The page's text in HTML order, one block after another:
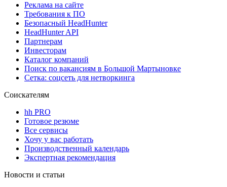
Реклама на сайте
Требования к ПО
Безопасный HeadHunter
HeadHunter API
Партнерам
Инвесторам
Каталог компаний
Поиск по вакансиям в Большой Мартыновке
Сетка: соцсеть для нетворкинга
Соискателям
hh PRO
Готовое резюме
Все сервисы
Хочу у вас работать
Производственный календарь
Экспертная рекомендация
Новости и статьи